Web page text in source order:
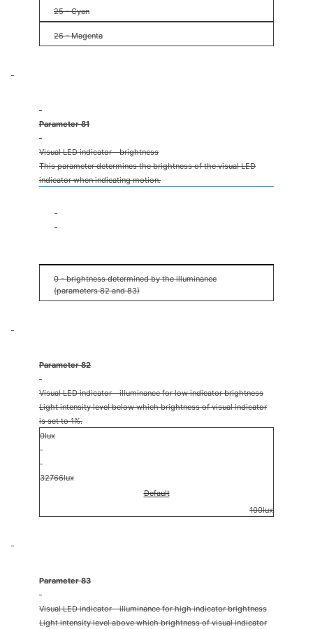
25 - Cyan
26 - Magenta
Parameter 81
Visual LED indicator - brightness
This parameter determines the brightness of the visual LED
indicator when indicating motion.
0 - brightness determined by the illuminance
(parameters 82 and 83)
Parameter 82
Visual LED indicator - illuminance for low indicator brightness
Light intensity level below which brightness of visual indicator
is set to 1%.
0lux
32766lux
Default
100lux
Parameter 83
Visual LED indicator - illuminance for high indicator brightness
Light intensity level above which brightness of visual indicator